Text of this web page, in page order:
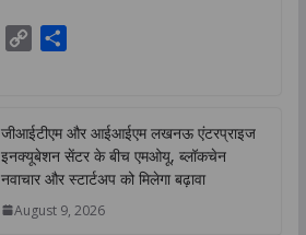
e
d
n
L
i
k
e
जीआईटीएम और आईआईएम लखनऊ एंटरप्राइज
इनक्यूबेशन सेंटर के बीच एमओयू, ब्लॉकचेन
नवाचार और स्टार्टअप को मिलेगा बढ़ावा
August 9, 2026